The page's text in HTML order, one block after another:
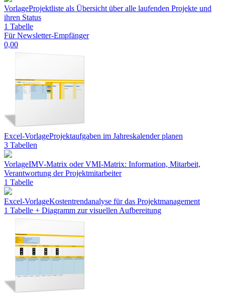
VorlageProjektliste als Übersicht über alle laufenden Projekte und
ihren Status
1 Tabelle
Für Newsletter-Empfänger
0,00
Excel-VorlageProjektaufgaben im Jahreskalender planen
3 Tabellen
VorlageIMV-Matrix oder VMI-Matrix: Information, Mitarbeit,
Verantwortung der Projektmitarbeiter
1 Tabelle
Excel-VorlageKostentrendanalyse für das Projektmanagement
1 Tabelle + Diagramm zur visuellen Aufbereitung